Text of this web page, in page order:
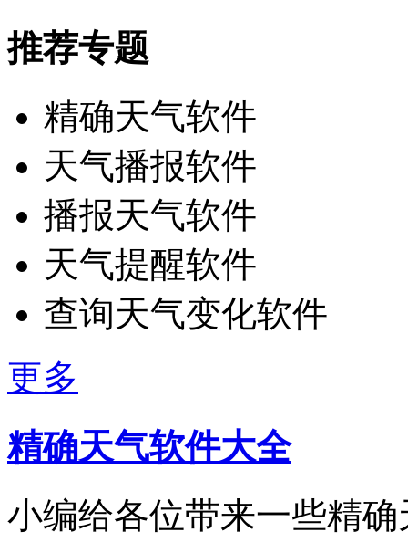
推荐专题
精确天气软件
天气播报软件
播报天气软件
天气提醒软件
查询天气变化软件
更多
精确天气软件大全
小编给各位带来一些精